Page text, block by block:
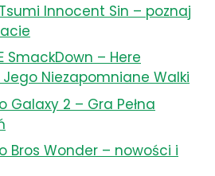
Innocent Sin – poznaj
SmackDown – Here
Niezapomniane Walki
Galaxy 2 – Gra Pełna
Bros Wonder – nowości i